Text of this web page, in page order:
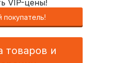
VIP-цены!
покупатель!
товаров и